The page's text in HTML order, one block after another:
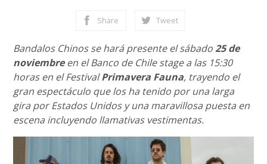
Share Tweet
Bandalos Chinos se hará presente el sábado25 de
noviembreen el Banco de Chile stage a las 15:30
horas en el FestivalPrimavera Fauna, trayendo el
gran espectáculo que los ha tenido por una larga
gira por Estados Unidos y una maravillosa puesta en
escena incluyendo llamativas vestimentas.